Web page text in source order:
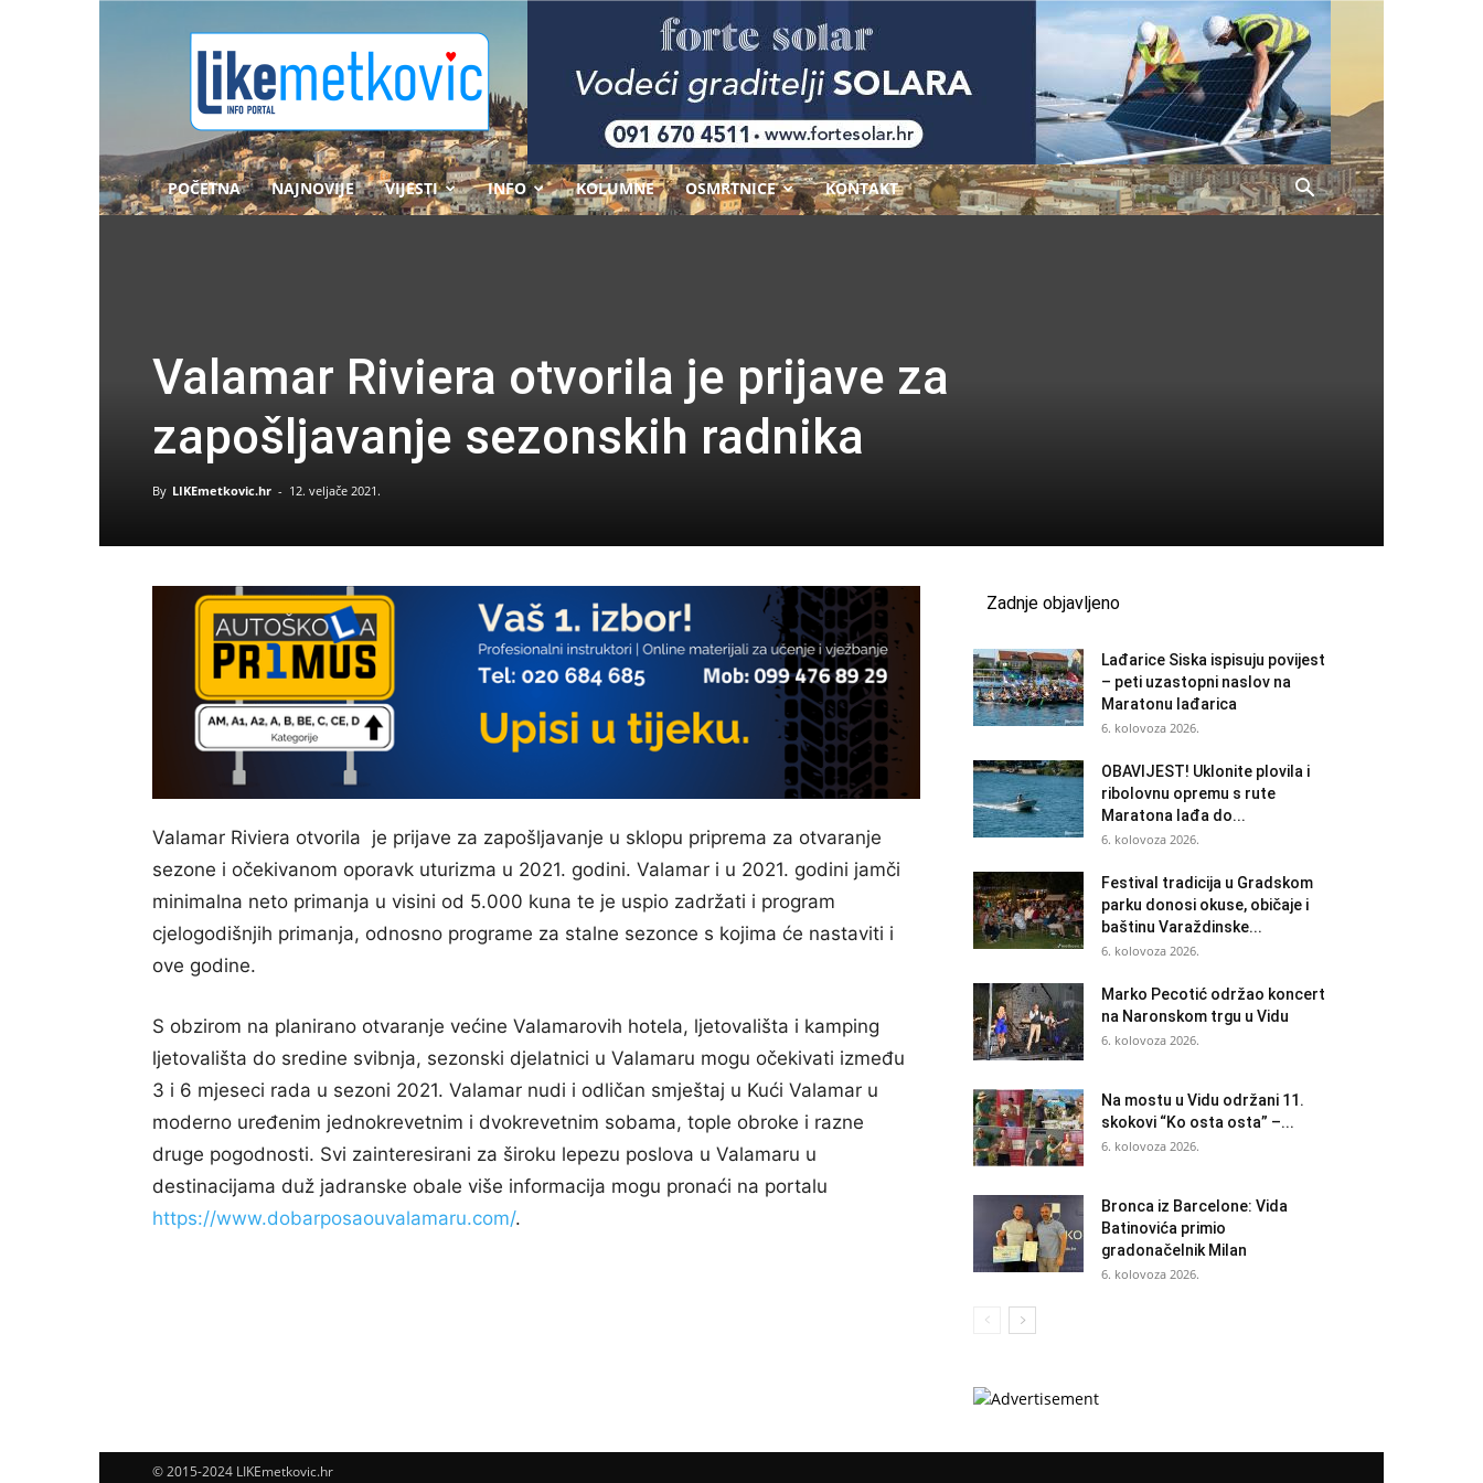
POČETNA NAJNOVIJE VIJESTI INFO KOLUMNE OSMRTNICE KONTAKT
Valamar Riviera otvorila je prijave za
zapošljavanje sezonskih radnika
By LIKEmetkovic.hr - 12. veljače 2021.
Valamar Riviera otvorila je prijave za zapošljavanje u sklopu priprema za otvaranje
sezone i očekivanom oporavk uturizma u 2021. godini. Valamar i u 2021. godini jamči
minimalna neto primanja u visini od 5.000 kuna te je uspio zadržati i program
cjelogodišnjih primanja, odnosno programe za stalne sezonce s kojima će nastaviti i
ove godine.
S obzirom na planirano otvaranje većine Valamarovih hotela, ljetovališta i kamping
ljetovališta do sredine svibnja, sezonski djelatnici u Valamaru mogu očekivati između
3 i 6 mjeseci rada u sezoni 2021. Valamar nudi i odličan smještaj u Kući Valamar u
moderno uređenim jednokrevetnim i dvokrevetnim sobama, tople obroke i razne
druge pogodnosti. Svi zainteresirani za široku lepezu poslova u Valamaru u
destinacijama duž jadranske obale više informacija mogu pronaći na portalu
https://www.dobarposaouvalamaru.com/.
Zadnje objavljeno
Lađarice Siska ispisuju povijest
– peti uzastopni naslov na
Maratonu lađarica
6. kolovoza 2026.
OBAVIJEST! Uklonite plovila i
ribolovnu opremu s rute
Maratona lađa do...
6. kolovoza 2026.
Festival tradicija u Gradskom
parku donosi okuse, običaje i
baštinu Varaždinske...
6. kolovoza 2026.
Marko Pecotić održao koncert
na Naronskom trgu u Vidu
6. kolovoza 2026.
Na mostu u Vidu održani 11.
skokovi “Ko osta osta” –...
6. kolovoza 2026.
Bronca iz Barcelone: Vida
Batinovića primio
gradonačelnik Milan
6. kolovoza 2026.
© 2015-2024 LIKEmetkovic.hr